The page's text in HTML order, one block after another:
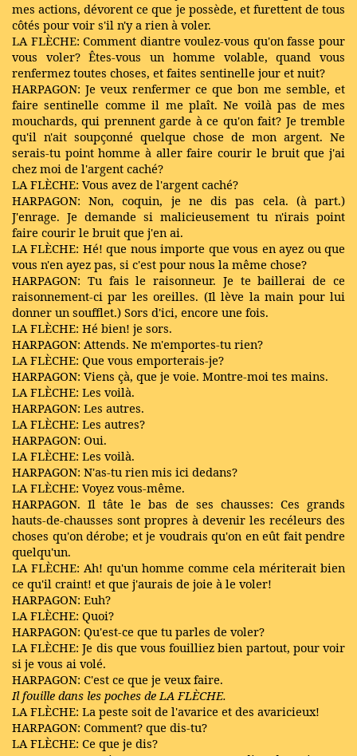
mes actions, dévorent ce que je possède, et furettent de tous
côtés pour voir s'il n'y a rien à voler.
LA FLÈCHE: Comment diantre voulez-vous qu'on fasse pour
vous voler? Êtes-vous un homme volable, quand vous
renfermez toutes choses, et faites sentinelle jour et nuit?
HARPAGON: Je veux renfermer ce que bon me semble, et
faire sentinelle comme il me plaît. Ne voilà pas de mes
mouchards, qui prennent garde à ce qu'on fait? Je tremble
qu'il n'ait soupçonné quelque chose de mon argent. Ne
serais-tu point homme à aller faire courir le bruit que j'ai
chez moi de l'argent caché?
LA FLÈCHE: Vous avez de l'argent caché?
HARPAGON: Non, coquin, je ne dis pas cela. (à part.)
J'enrage. Je demande si malicieusement tu n'irais point
faire courir le bruit que j'en ai.
LA FLÈCHE: Hé! que nous importe que vous en ayez ou que
vous n'en ayez pas, si c'est pour nous la même chose?
HARPAGON: Tu fais le raisonneur. Je te baillerai de ce
raisonnement-ci par les oreilles. (Il lève la main pour lui
donner un soufflet.) Sors d'ici, encore une fois.
LA FLÈCHE: Hé bien! je sors.
HARPAGON: Attends. Ne m'emportes-tu rien?
LA FLÈCHE: Que vous emporterais-je?
HARPAGON: Viens çà, que je voie. Montre-moi tes mains.
LA FLÈCHE: Les voilà.
HARPAGON: Les autres.
LA FLÈCHE: Les autres?
HARPAGON: Oui.
LA FLÈCHE: Les voilà.
HARPAGON: N'as-tu rien mis ici dedans?
LA FLÈCHE: Voyez vous-même.
HARPAGON. Il tâte le bas de ses chausses: Ces grands
hauts-de-chausses sont propres à devenir les recéleurs des
choses qu'on dérobe; et je voudrais qu'on en eût fait pendre
quelqu'un.
LA FLÈCHE: Ah! qu'un homme comme cela mériterait bien
ce qu'il craint! et que j'aurais de joie à le voler!
HARPAGON: Euh?
LA FLÈCHE: Quoi?
HARPAGON: Qu'est-ce que tu parles de voler?
LA FLÈCHE: Je dis que vous fouilliez bien partout, pour voir
si je vous ai volé.
HARPAGON: C'est ce que je veux faire.
Il fouille dans les poches de LA FLÈCHE.
LA FLÈCHE: La peste soit de l'avarice et des avaricieux!
HARPAGON: Comment? que dis-tu?
LA FLÈCHE: Ce que je dis?